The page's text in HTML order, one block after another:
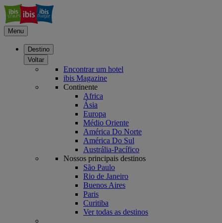
Menu
Destino
Voltar
Encontrar um hotel
ibis Magazine
Continente
Africa
Ásia
Europa
Médio Oriente
América Do Norte
América Do Sul
Austrália-Pacífico
Nossos principais destinos
São Paulo
Rio de Janeiro
Buenos Aires
Paris
Curitiba
Ver todas as destinos